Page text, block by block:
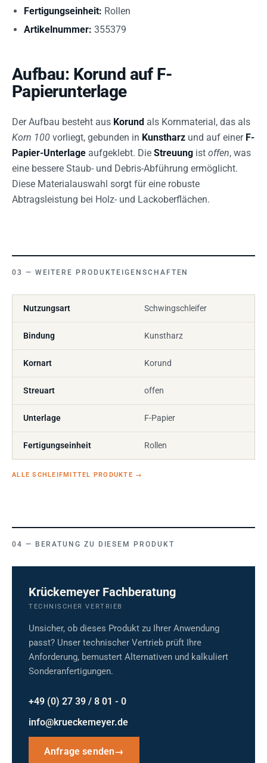
Fertigungseinheit: Rollen
Artikelnummer: 355379
Aufbau: Korund auf F-
Papierunterlage
Der Aufbau besteht aus Korund als Kornmaterial, das als
Korn 100 vorliegt, gebunden in Kunstharz und auf einer F-
Papier-Unterlage aufgeklebt. Die Streuung ist offen, was
eine bessere Staub- und Debris-Abführung ermöglicht.
Diese Materialauswahl sorgt für eine robuste
Abtragsleistung bei Holz- und Lackoberflächen.
WEITERE PRODUKTEIGENSCHAFTEN
Nutzungsart Schwingschleifer
Bindung Kunstharz
Kornart Korund
Streuart offen
Unterlage F-Papier
Fertigungseinheit Rollen
ALLE SCHLEIFMITTEL PRODUKTE →
BERATUNG ZU DIESEM PRODUKT
Krückemeyer Fachberatung
TECHNISCHER VERTRIEB
Unsicher, ob dieses Produkt zu Ihrer Anwendung
passt? Unser technischer Vertrieb prüft Ihre
Anforderung, bemustert Alternativen und kalkuliert
Sonderanfertigungen.
+49 (0) 27 39 / 8 01 - 0
info@krueckemeyer.de
Anfrage senden→